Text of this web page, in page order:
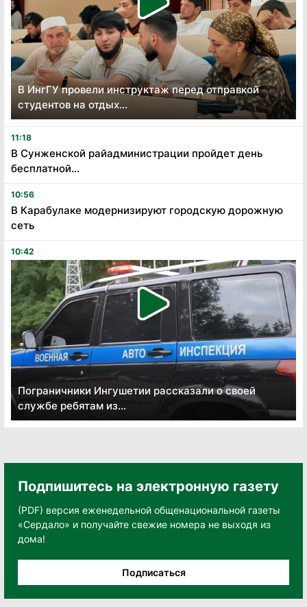
В ИнгГУ провели инструктаж перед отправкой
студентов на отдых...
11:18
В Сунженской райадминистрации пройдет день
бесплатной...
10:56
В Карабулаке модернизируют городскую дорожную
сеть
10:42
Пограничники Ингушетии рассказали о своей
службе ребятам из...
Подпишитесь на электронную газету
(PDF) версия еженедельной общенациональной газеты
«Сердало» и получайте свежие номера не выходя из
дома!
Подписаться